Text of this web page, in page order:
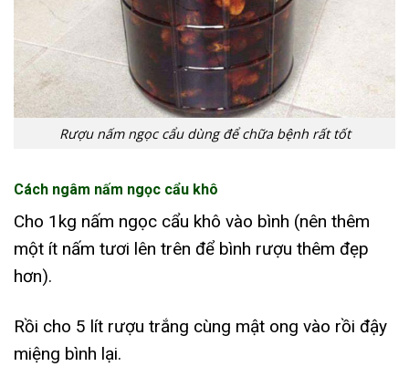
Rượu nấm ngọc cẩu dùng để chữa bệnh rất tốt
Cách ngâm nấm ngọc cẩu khô
Cho 1kg nấm ngọc cẩu khô vào bình (nên thêm
một ít nấm tươi lên trên để bình rượu thêm đẹp
hơn).
Rồi cho 5 lít rượu trắng cùng mật ong vào rồi đậy
miệng bình lại.